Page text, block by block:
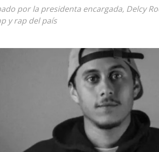
por la presidenta encargada, Delcy
y rap del país